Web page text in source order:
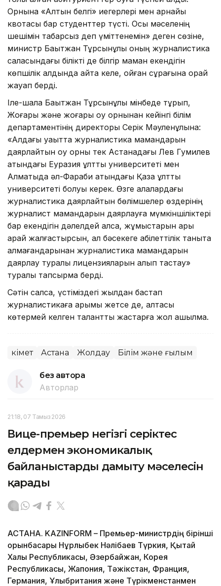
Орнына «Алтын белгі» иегерлері мен арнайы
квотасы бар студенттер түсті. Осы мәселенің
шешімін табарсыз деп үміттенемін» деген сөзіне,
министр Бақытжан Тұрсынұлы оның журналистика
саласындағы білікті де білгір маман екендігін
көпшілік алдында айта келе, қойған сұрағына орай
жауап берді.
Іле-шала Бақытжан Тұрсынұлы мінбеде тұрып,
Жоғары және жоғары оқу орнынан кейінгі білім
департаментінің директоры Серік Мәуленұлына:
«Алдағы уақытта журналистика мамандарын
даярлайтын оқу орны тек Астанадағы Лев Гумилев
атындағы Еуразия ұлттық университеті мен
Алматыда әл-Фараби атындағы Қазақ ұлттық
университеті болуы керек. Өзге қалалардағы
журналистика даярлайтын бөлімшелер өздерінің
журналист мамандарын даярлауға мүмкіншіліктері
бар екендігін дәлелдей алса, жұмыстарын ары
қарай жалғастырсын, ал бәсекеге қабілеттілік таныта
алмағандарынан журналистика мамандарын
даярлау туралы лицензияларын алып тастау»
туралы тапсырма берді.
Сәтін салса, үстіміздегі жылдан бастап
журналистикаға қарымы жетсе де, қалтасы
көтермей келген талантты жастарға жол ашылмақ.
Үкімет Астана Жолдау Білім және ғылым
без автора
Авторлар
21:18, 07 Тамыз 2026
Вице-премьер негізгі серіктес
елдермен экономикалық
байланыстарды дамыту мәселесін
қарады
АСТАНА. KAZINFORM – Премьер-министрдің бірінші
орынбасары Нұрлыбек Нәлібаев Түркия, Қытай
Халық Республикасы, Әзербайжан, Корея
Республикасы, Жапония, Тәжікстан, Франция,
Германия, Ұлыбритания және Түрікменстанмен